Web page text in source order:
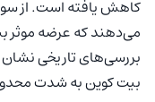
کاهش یافته است. از
می‌دهند که عرضه
بررسی‌های تاریخی
بیت کوین به شدت محدود